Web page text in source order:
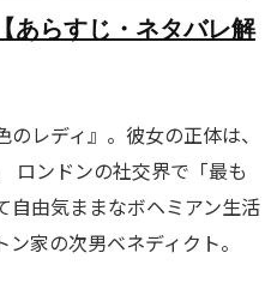
あらすじ・ネタバレ解
のレディ』。彼女の正体は、
ロンドンの社交界で「最も
自由気ままなボヘミアン生活
家の次男ベネディクト。